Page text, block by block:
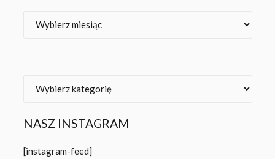
NASZ INSTAGRAM
[instagram-feed]